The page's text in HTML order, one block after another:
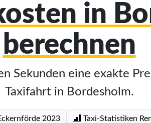
in
berechnen
Sekunden eine exakte
Taxifahrt in Bordesholm.
2023 Taxi-Statistiken